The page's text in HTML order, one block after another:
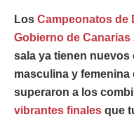
Los Campeonatos de
Gobierno de Canarias
sala ya tienen
masculina y
superaron a los
vibrantes finales que